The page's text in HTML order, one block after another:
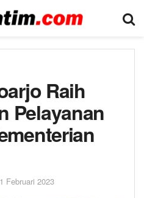
Raih
Pelayanan
Februari 2023